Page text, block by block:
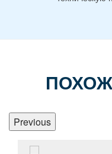
Previous